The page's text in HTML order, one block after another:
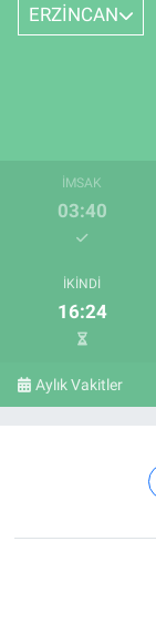
ERZİNCAN
İMSAK
03:40
İKINDI
16:24
Aylık Vakitler